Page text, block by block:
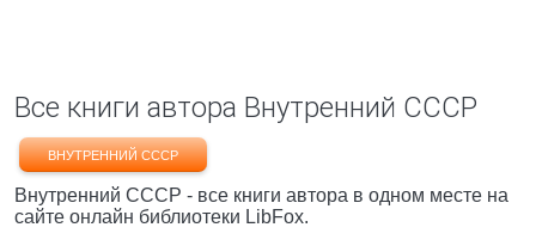
Все книги автора Внутренний СССР
ВНУТРЕННИЙ СССР
Внутренний СССР - все книги автора в одном месте на
сайте онлайн библиотеки LibFox.